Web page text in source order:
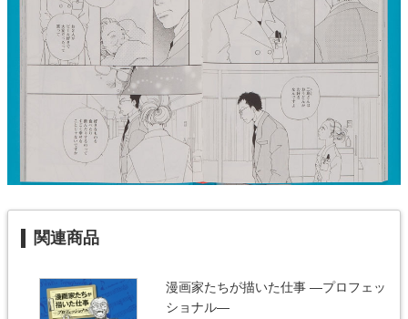
関連商品
漫画家たちが描いた仕事 ―プロフェッ
ショナル―